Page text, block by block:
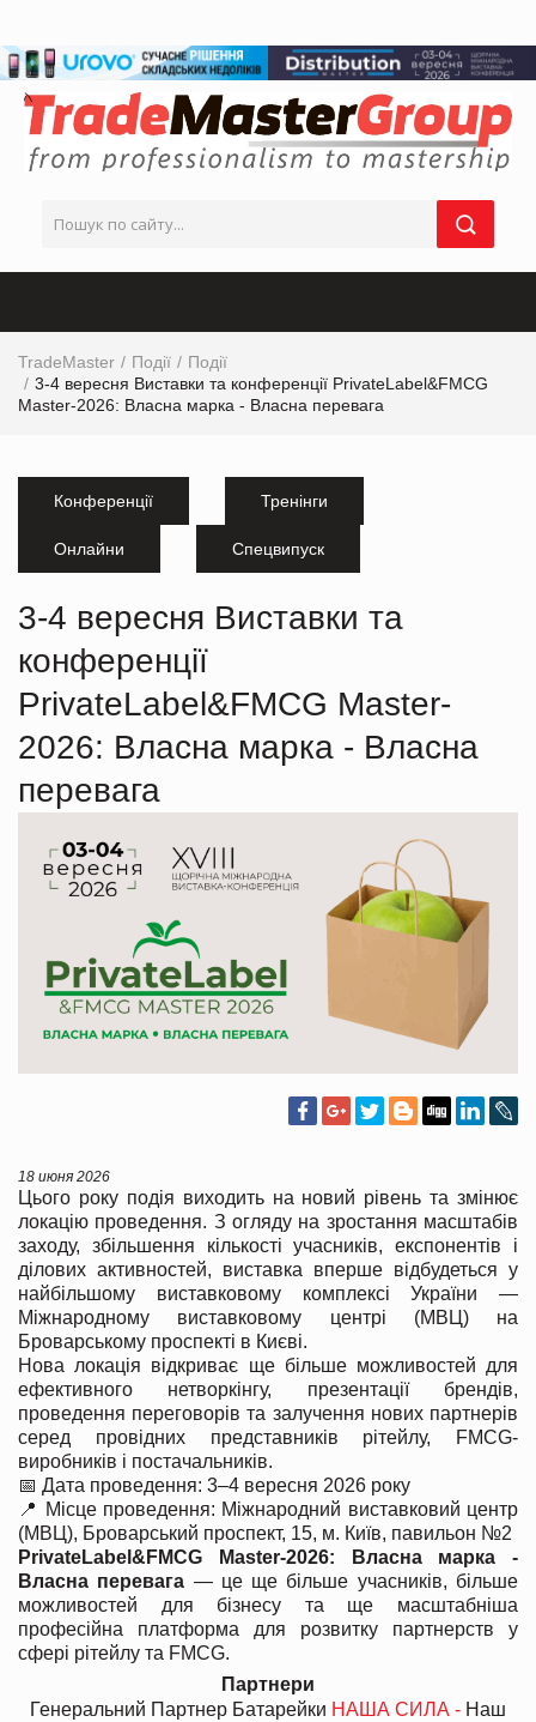
TradeMaster Події
Події
3-4 вересня Виставки та конференції PrivateLabel&FMCG
Master-2026: Власна марка - Власна перевага
Конференції Тренінги
Онлайни Спецвипуск
3-4 вересня Виставки та
конференції
PrivateLabel&FMCG Master-
2026: Власна марка - Власна
перевага
18 июня 2026
Цього року подія виходить на новий рівень та змінює
локацію проведення. З огляду на зростання масштабів
заходу, збільшення кількості учасників, експонентів і
ділових активностей, виставка вперше відбудеться у
найбільшому виставковому комплексі України —
Міжнародному виставковому центрі (МВЦ) на
Броварському проспекті в Києві.
Нова локація відкриває ще більше можливостей для
ефективного нетворкінгу, презентації брендів,
проведення переговорів та залучення нових партнерів
серед провідних представників рітейлу, FMCG-
виробників і постачальників.
📅 Дата проведення: 3–4 вересня 2026 року
📍 Місце проведення: Міжнародний виставковий центр
(МВЦ), Броварський проспект, 15, м. Київ, павильон №2
PrivateLabel&FMCG Master-2026: Власна марка -
Власна перевага — це ще більше учасників, більше
можливостей для бізнесу та ще масштабніша
професійна платформа для розвитку партнерств у
сфері рітейлу та FMCG.
Партнери
Генеральний Партнер Батарейки НАША СИЛА - Наш